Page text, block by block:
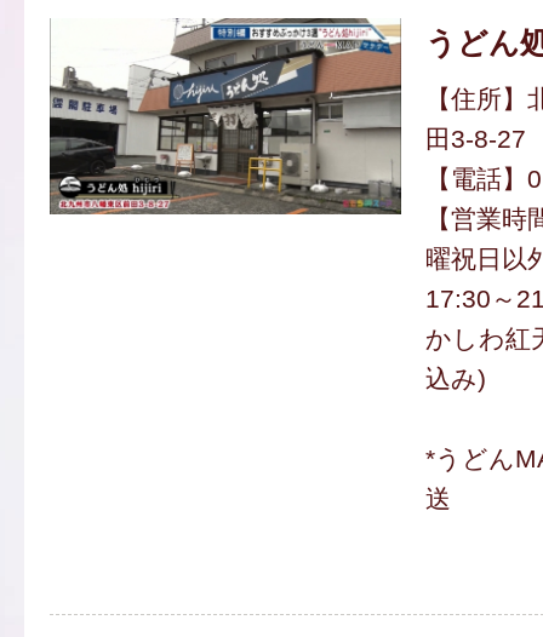
うどん
【住所
田3-8-27
【電話
【営業
曜祝日以
17:30～
かしわ紅
込み)
*うどん
送